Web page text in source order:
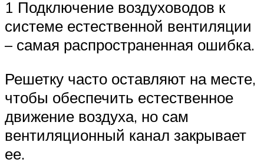
1 Подключение воздуховодов к
системе естественной вентиляции
– самая распространенная ошибка.
Решетку часто оставляют на месте,
чтобы обеспечить естественное
движение воздуха, но сам
вентиляционный канал закрывает
ее.